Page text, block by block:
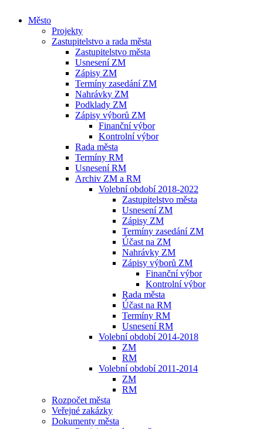
Město
Projekty
Zastupitelstvo a rada města
Zastupitelstvo města
Usnesení ZM
Zápisy ZM
Termíny zasedání ZM
Nahrávky ZM
Podklady ZM
Zápisy výborů ZM
Finanční výbor
Kontrolní výbor
Rada města
Termíny RM
Usnesení RM
Archiv ZM a RM
Volební období 2018-2022
Zastupitelstvo města
Usnesení ZM
Zápisy ZM
Termíny zasedání ZM
Účast na ZM
Nahrávky ZM
Zápisy výborů ZM
Finanční výbor
Kontrolní výbor
Rada města
Účast na RM
Termíny RM
Usnesení RM
Volební období 2014-2018
ZM
RM
Volební období 2011-2014
ZM
RM
Rozpočet města
Veřejné zakázky
Dokumenty města